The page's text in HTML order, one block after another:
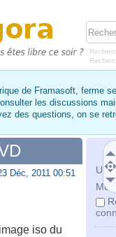
de Framasoft, ferme
les discussions
des questions, on se
Mot
Déc, 2011 00:51
iso du